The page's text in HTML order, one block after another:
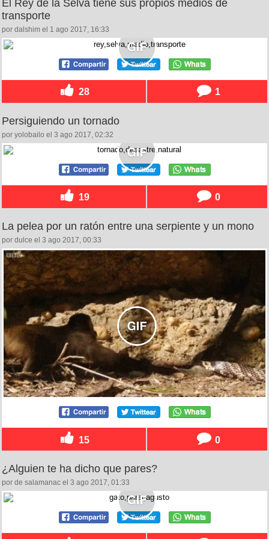
El Rey de la Selva tiene sus propios medios de
transporte
por dalshim el 1 ago 2017, 16:33
28 1
Persiguiendo un tornado
por yolobailo el 3 ago 2017, 02:32
19 0
La pelea por un ratón entre una serpiente y un mono
por dulce el 3 ago 2017, 00:33
15 0
¿Alguien te ha dicho que pares?
por de salamanac el 3 ago 2017, 01:33